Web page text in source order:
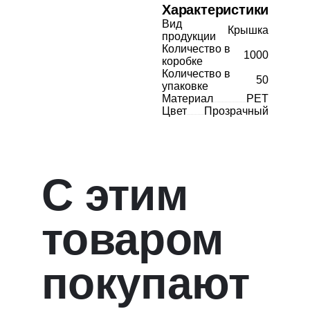
Характеристики
Вид
продукции
Крышка
Количество в
коробке
1000
Количество в
упаковке
50
Материал
PET
Цвет
Прозрачный
С этим
товаром
покупают